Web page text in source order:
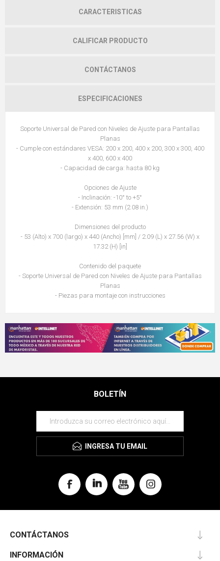
CARACTERISTICAS
CALIFICAR PRODUCTO
CONTÁCTANOS
ESPECIFICACIONES
Soporte Universal de Pared con Niveles de Ajuste para Pantallas
Planas
- Cumple con estándares VESA: 200 x 200, 400 x 200, 300 x 300, 400
x 400, 600 x 400
- Capacidad de carga: hasta 80 kg
Opciones de Ajuste
- Inclinación: -10° to +5°
- Extensión: 53 mm (2.08 in.)
Dimensiones del producto
- 53 (Alto) x 700 (largo) x 440 (Ancho) [mm] / 2.09 (L) x 27.56 (W) x
17.32 (H) [in]
Contenido del paquete
- Soporte Universal de Pared con Niveles de Ajuste para Pantallas
Planas
- Piezas para montaje con instrucciones
BOLETÍN
INGRESA TU EMAIL
CONTÁCTANOS
INFORMACIÓN